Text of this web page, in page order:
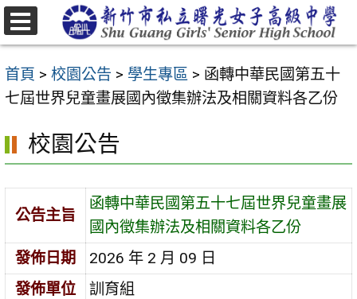
跳
至
要
內
區
首頁 > 校園公告 > 學生專區 > 函轉中華民國第五十
七屆世界兒童畫展國內徵集辦法及相關資料各乙份
校園公告
公告主旨
函轉中華民國第五十七屆世界兒童畫展
國內徵集辦法及相關資料各乙份
發佈日期
2026 年 2 月 09 日
發佈單位
訓育組
選
單